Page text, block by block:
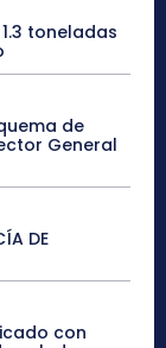
toneladas
de
General
DE
con